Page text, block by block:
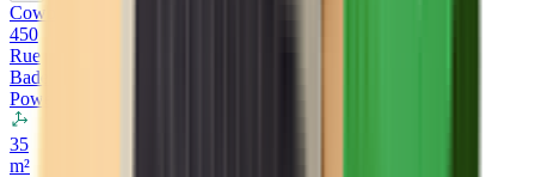
Coworking
450
Rue
Baden
Powell
35
m²